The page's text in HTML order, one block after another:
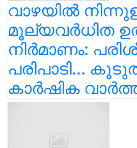
വാഴയിൽ
മൂല്യവർധിത
നിർമാണം:
പരിപാടി...
കാർഷിക